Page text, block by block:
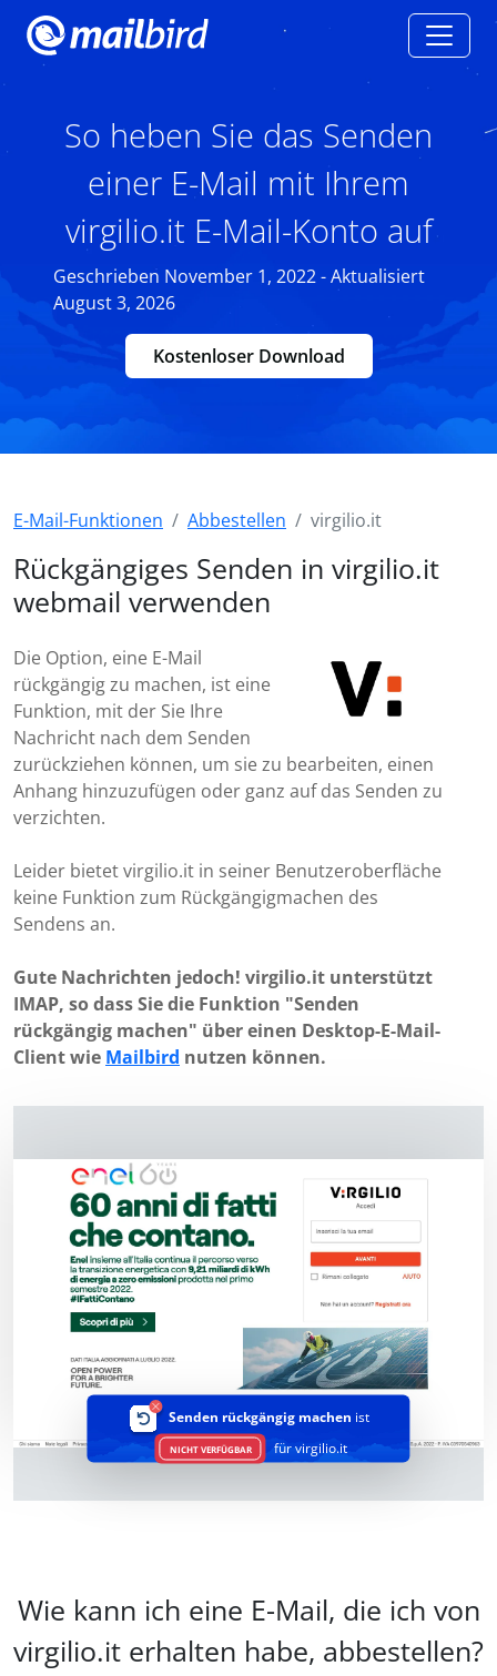
So heben Sie das Senden
einer E-Mail mit Ihrem
virgilio.it E-Mail-Konto auf
Geschrieben November 1, 2022 - Aktualisiert
August 3, 2026
Kostenloser Download
E-Mail-Funktionen Abbestellen virgilio.it
Rückgängiges Senden in virgilio.it
webmail verwenden
Die Option, eine E-Mail
rückgängig zu machen, ist eine
Funktion, mit der Sie Ihre
Nachricht nach dem Senden
zurückziehen können, um sie zu bearbeiten, einen
Anhang hinzuzufügen oder ganz auf das Senden zu
verzichten.
Leider bietet virgilio.it in seiner Benutzeroberfläche
keine Funktion zum Rückgängigmachen des
Sendens an.
Gute Nachrichten jedoch! virgilio.it unterstützt
IMAP, so dass Sie die Funktion "Senden
rückgängig machen" über einen Desktop-E-Mail-
Client wie Mailbird nutzen können.
Senden rückgängig machen ist
NICHT VERFÜGBAR für virgilio.it
Wie kann ich eine E-Mail, die ich von
virgilio.it erhalten habe, abbestellen?